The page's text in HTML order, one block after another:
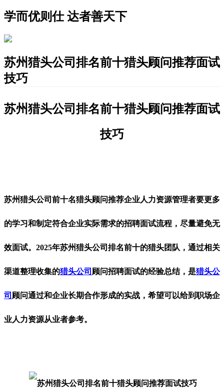
学而优则仕 达者善天下
苏州猎头公司排名前十猎头顾问推荐面试
技巧
苏州猎头公司排名前十猎头顾问推荐面试
技巧
苏州猎头公司前十名猎头顾问推荐企业人力资源管理者要更多
的学习和制定符合企业实际需求的招聘面试流程，尽量避免无
效面试。2025年苏州猎头公司排名前十的猎头团队，通过相关
渠道整理收集的猎头公司 顾问招聘面试的经验总结，是猎头公
司 顾问通过和企业长期合作形成的实战，希望可以给到职场企
业人力资源从业者参考。